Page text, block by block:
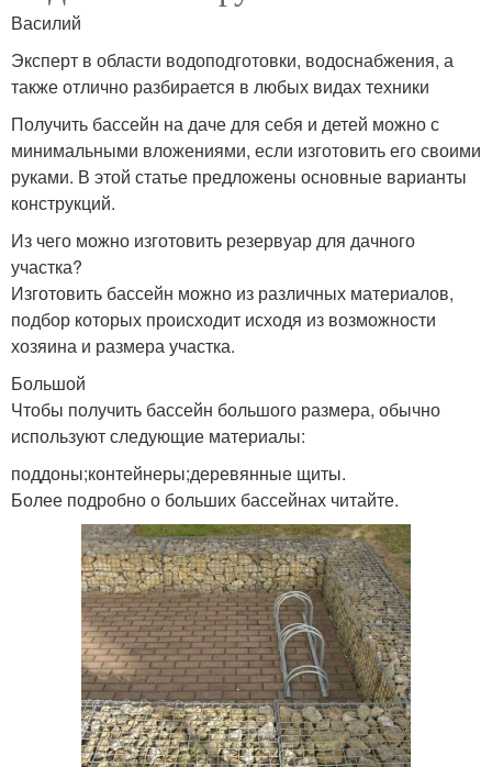
Василий
Эксперт в области водоподготовки, водоснабжения, а
также отлично разбирается в любых видах техники
Получить бассейн на даче для себя и детей можно с
минимальными вложениями, если изготовить его своими
руками. В этой статье предложены основные варианты
конструкций.
Из чего можно изготовить резервуар для дачного
участка?
Изготовить бассейн можно из различных материалов,
подбор которых происходит исходя из возможности
хозяина и размера участка.
Большой
Чтобы получить бассейн большого размера, обычно
используют следующие материалы:
поддоны;контейнеры;деревянные щиты.
Более подробно о больших бассейнах читайте.